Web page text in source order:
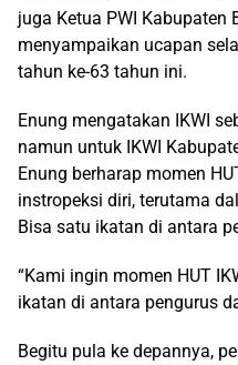
juga Ketua PWI Kabupaten
menyampaikan ucapan
tahun ke-63 tahun ini.
Enung mengatakan IKWI
namun untuk IKWI
Enung berharap momen
instropeksi diri, terutama
Bisa satu ikatan di antara
“Kami ingin momen HUT
ikatan di antara pengurus
Begitu pula ke depannya,